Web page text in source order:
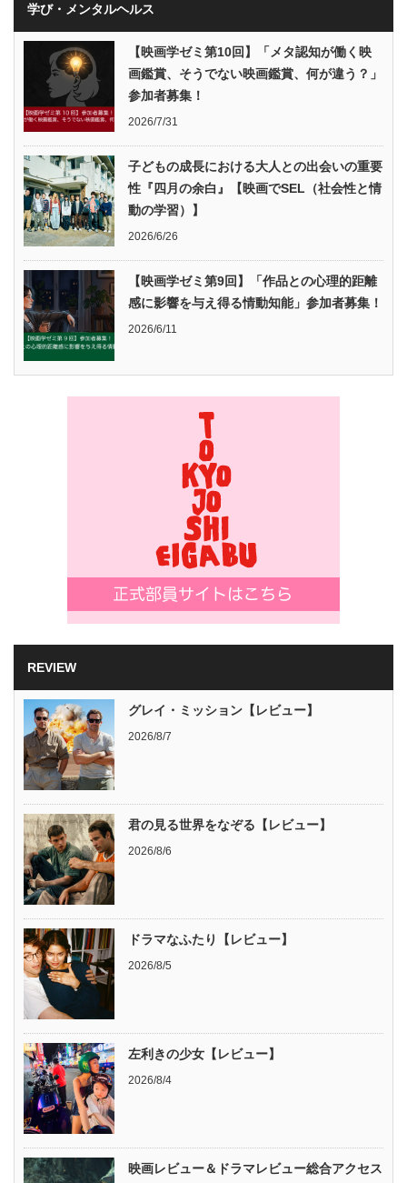
学び・メンタルヘルス
【映画学ゼミ第10回】「メタ認知が働く映
画鑑賞、そうでない映画鑑賞、何が違う？」
参加者募集！
2026/7/31
子どもの成長における大人との出会いの重要
性『四月の余白』【映画でSEL（社会性と情
動の学習）】
2026/6/26
【映画学ゼミ第9回】「作品との心理的距離
感に影響を与え得る情動知能」参加者募集！
2026/6/11
REVIEW
グレイ・ミッション【レビュー】
2026/8/7
君の見る世界をなぞる【レビュー】
2026/8/6
ドラマなふたり【レビュー】
2026/8/5
左利きの少女【レビュー】
2026/8/4
映画レビュー＆ドラマレビュー総合アクセス